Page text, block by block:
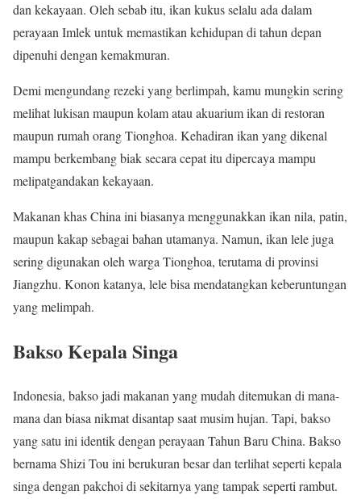
dan kekayaan. Oleh sebab itu, ikan kukus selalu ada dalam
perayaan Imlek untuk memastikan kehidupan di tahun depan
dipenuhi dengan kemakmuran.
Demi mengundang rezeki yang berlimpah, kamu mungkin sering
melihat lukisan maupun kolam atau akuarium ikan di restoran
maupun rumah orang Tionghoa. Kehadiran ikan yang dikenal
mampu berkembang biak secara cepat itu dipercaya mampu
melipatgandakan kekayaan.
Makanan khas China ini biasanya menggunakkan ikan nila, patin,
maupun kakap sebagai bahan utamanya. Namun, ikan lele juga
sering digunakan oleh warga Tionghoa, terutama di provinsi
Jiangzhu. Konon katanya, lele bisa mendatangkan keberuntungan
yang melimpah.
Bakso Kepala Singa
Indonesia, bakso jadi makanan yang mudah ditemukan di mana-
mana dan biasa nikmat disantap saat musim hujan. Tapi, bakso
yang satu ini identik dengan perayaan Tahun Baru China. Bakso
bernama Shizi Tou ini berukuran besar dan terlihat seperti kepala
singa dengan pakchoi di sekitarnya yang tampak seperti rambut.